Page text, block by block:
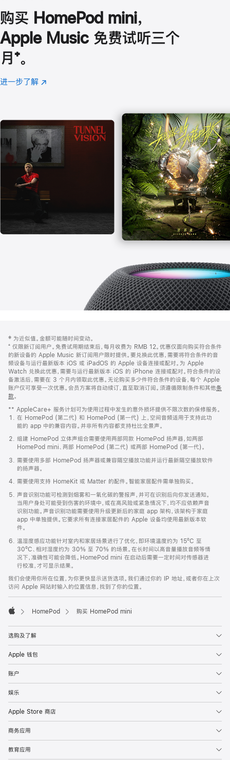
购买 HomePod mini，
Apple Music 免费试听三个
月 脚
注
⁺。
进一步了解 Apple
(在
口
中
打
开)
页
页
脚
注
‡ 为近似值。金额可能随时间变动。
⁺ 仅限新订阅用户。免费试用期结束后，每月收费为 RMB 12。优惠仅面向购买符合条件
的新设备的 Apple Music 新订阅用户限时提供。要兑换此优惠，需要将符合条件的音
频设备与运行最新版本 iOS 或 iPadOS 的 Apple 设备连接或配对。为 Apple
Watch 兑换此优惠，需要与运行最新版本 iOS 的 iPhone 连接或配对。符合条件的设
备激活后，需要在 3 个月内领取此优惠。无论购买多少件符合条件的设备，每个 Apple
账户仅可享受一次优惠。会员方案将自动续订，直至取消订阅。须遵循限制条件和其他条
款。
窗
口
中
打
开)
** AppleCare+ 服务计划可为使用过程中发生的意外损坏提供不限次数的保修服务。
在 HomePod (第二代) 和 HomePod (第一代) 上，空间音频适用于支持此功
能的 app 中的兼容内容。并非所有内容都支持杜比全景声。
组建 HomePod 立体声组合需要使用两部同款 HomePod 扬声器，如两部
HomePod mini、两部 HomePod (第二代) 或两部 HomePod (第一代)。
需要使用多部 HomePod 扬声器或兼容隔空播放功能并运行最新隔空播放软件
的扬声器。
需要使用支持 HomeKit 或 Matter 的配件。智能家居配件需单独购买。
声音识别功能可检测到烟雾和一氧化碳的警报声，并可在识别后向你发送通知。
当用户身处可能受到伤害的环境中，或在高风险或紧急情况下，均不应依赖声音
识别功能。声音识别功能需要使用升级更新后的家庭 app 架构，该架构于家庭
app 中单独提供。它要求所有连接家居配件的 Apple 设备均使用最新版本软
件。
温湿度感应功能针对室内和家居场景进行了优化，即环境温度约为 15ºC 至
30ºC、相对湿度约为 30% 至 70% 的场景。在长时间以高音量播放音频等情
况下，准确性可能会降低。HomePod mini 在启动后需要一定时间对传感器进
行校准，才可显示结果。
我们会使用你所在位置，为你更快显示送货选项。我们通过你的 IP 地址，或者你在上次
访问 Apple 网站时输入的位置信息，找到了你的位置。
HomePod 购买 HomePod mini
选购及了解
Apple 钱包
账户
娱乐
Apple Store 商店
商务应用
教育应用